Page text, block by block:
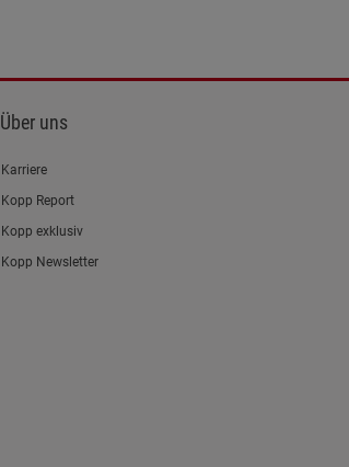
Über uns
Karriere
Kopp Report
Kopp exklusiv
Kopp Newsletter